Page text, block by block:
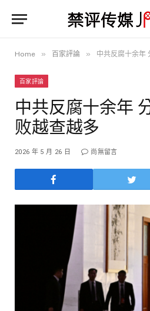
Home » 百家評論 » 中共反腐十余年
百家評論
中共反腐十余年
败越查越多
2026 年 5 月 26 日 尚無留言